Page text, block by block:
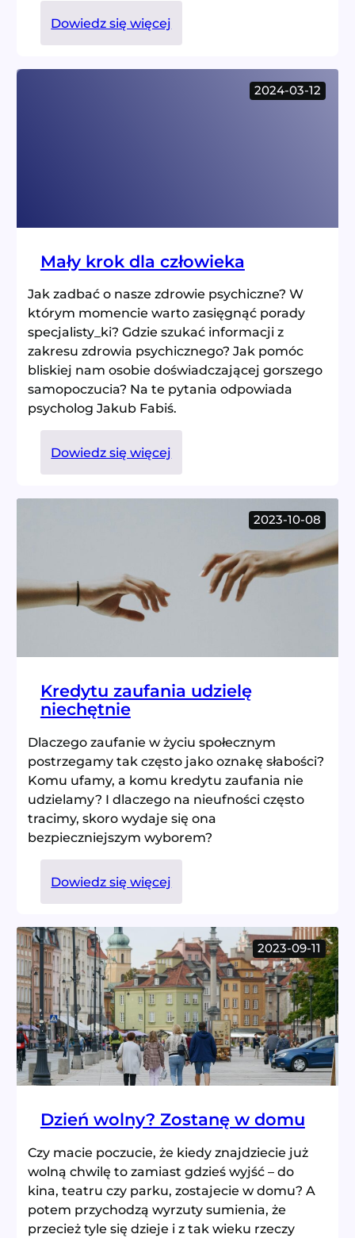
Dowiedz się więcej
Droga
2024-03-12
Mały krok dla człowieka
Jak zadbać o nasze zdrowie psychiczne? W
którym momencie warto zasięgnąć porady
specjalisty_ki? Gdzie szukać informacji z
zakresu zdrowia psychicznego? Jak pomóc
bliskiej nam osobie doświadczającej gorszego
samopoczucia? Na te pytania odpowiada
psycholog Jakub Fabiś.
Dowiedz się więcej
Mały
2023-10-08
Kredytu zaufania udzielę
niechętnie
Dlaczego zaufanie w życiu społecznym
postrzegamy tak często jako oznakę słabości?
Komu ufamy, a komu kredytu zaufania nie
udzielamy? I dlaczego na nieufności często
tracimy, skoro wydaje się ona
bezpieczniejszym wyborem?
Dowiedz się więcej
Kredytu
udzielę
niechętnie
2023-09-11
Dzień wolny? Zostanę w domu
Czy macie poczucie, że kiedy znajdziecie już
wolną chwilę to zamiast gdzieś wyjść – do
kina, teatru czy parku, zostajecie w domu? A
potem przychodzą wyrzuty sumienia, że
przecież tyle się dzieje i z tak wieku rzeczy